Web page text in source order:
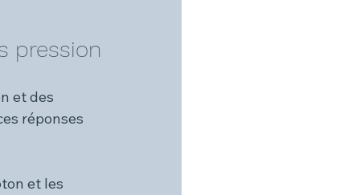
pression
et des
réponses
et les